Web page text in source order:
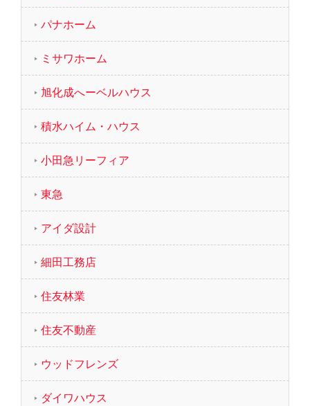
パナホーム
ミサワホーム
旭化成へーベルハウス
積水ハイム・ハウス
小田急リーフィア
東急
アイダ設計
細田工務店
住友林業
住友不動産
ウッドフレンズ
ダイワハウス